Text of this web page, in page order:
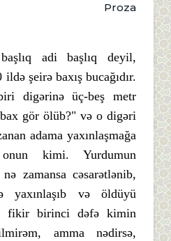
Proza
adi başlıq deyil,
ildə şeirə baxış bucağıdır.
digərinə üç-beş metr
gör ölüb?" və o digəri
adama yaxınlaşmağa
kimi. Yurdumun
zamansa cəsarətlənib,
yaxınlaşıb və öldüyü
fikir birinci dəfə kimin
amma nədirsə,